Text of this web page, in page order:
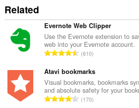
Related
Evernote Web Clipper
Use the Evernote extension to
web into your Evernote account.
О
щ
б
р
о
610
Atavi bookmarks
Visual bookmarks, bookmarks
and absolute safety for your
О170